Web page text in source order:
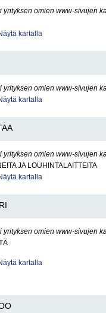
yrityksen omien www-sivujen
kartalla
yrityksen omien www-sivujen
kartalla
yrityksen omien www-sivujen
JA LOUHINTALAITTEITA
kartalla
yrityksen omien www-sivujen
kartalla